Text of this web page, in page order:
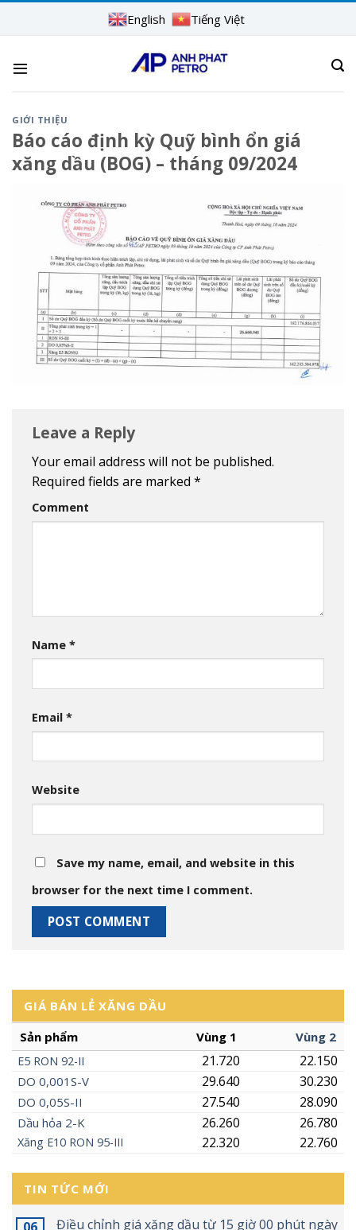
English Tiếng Việt
GIÁ BÁN LẺ XĂNG DẦU
Sản phẩm
Vùng 1 Vùng 2
E5 RON 92-II 22.150
21.720
DO 0,001S-V 30.230
29.640
DO 0,05S-II 28.090
27.540
Dầu hỏa 2-K 26.780
26.260
Xăng E10 RON 95-III 22.760
22.320
TIN TỨC MỚI
Điều chỉnh giá xăng dầu từ 15 giờ 00 phút ngày
GIỚI THIỆU
Báo cáo định kỳ Quỹ bình ổn giá
xăng dầu (BOG) – tháng 09/2024
Leave a Reply
Your email address will not be published.
Required fields are marked *
Comment
Name *
Email *
Website
Save my name, email, and website in this
browser for the next time I comment.